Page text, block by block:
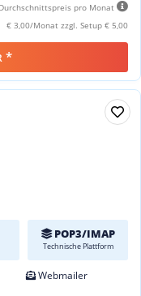
Durchschnittspreis pro Monat
€ 3,00/Monat zzgl. Setup € 5,00
*
POP3/IMAP
Technische Plattform
Webmailer